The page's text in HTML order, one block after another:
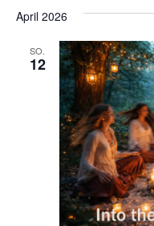
April 2026
SO.
12